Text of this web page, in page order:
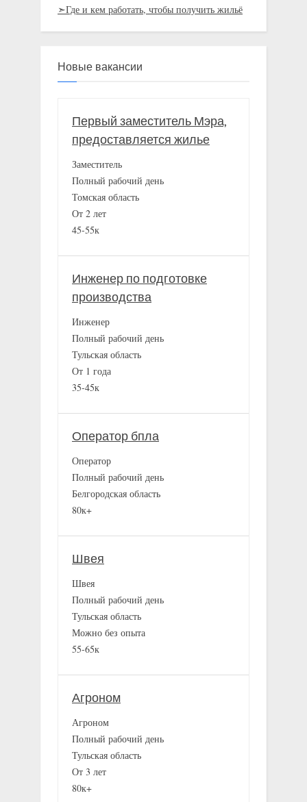
➣Где и кем работать, чтобы получить жильё
Новые вакансии
Первый заместитель Мэра,
предоставляется жилье
Заместитель
Полный рабочий день
Томская область
От 2 лет
45-55к
Инженер по подготовке
производства
Инженер
Полный рабочий день
Тульская область
От 1 года
35-45к
Оператор бпла
Оператор
Полный рабочий день
Белгородская область
80к+
Швея
Швея
Полный рабочий день
Тульская область
Можно без опыта
55-65к
Агроном
Агроном
Полный рабочий день
Тульская область
От 3 лет
80к+